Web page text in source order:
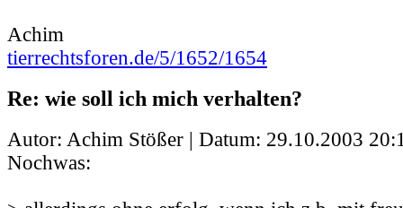
Achim
tierrechtsforen.de/5/1652/1654
Re: wie soll ich mich verhalten?
Autor: Achim Stößer | Datum: 29.10.2003
Nochwas: